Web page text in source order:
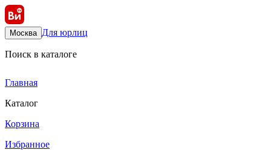
Москва Для юрлиц
Поиск в каталоге
Главная
Каталог
Корзина
Избранное